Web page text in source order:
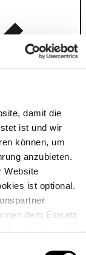
damit die
ist und wir
können, um
anzubieten.
Website
ist optional.
dem Einsatz